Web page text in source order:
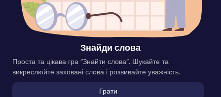
Знайди слова
Проста та цікава гра “Знайти слова”. Шукайте та
викреслюйте заховані слова і розвивайте уважність.
Грати